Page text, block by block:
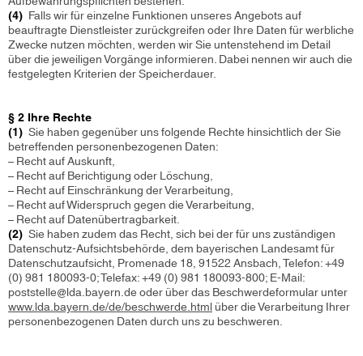
(4) Falls wir für einzelne Funktionen unseres Angebots auf
beauftragte Dienstleister zurückgreifen oder Ihre Daten für werbliche
Zwecke nutzen möchten, werden wir Sie untenstehend im Detail
über die jeweiligen Vorgänge informieren. Dabei nennen wir auch die
festgelegten Kriterien der Speicherdauer.
§ 2 Ihre Rechte
(1) Sie haben gegenüber uns folgende Rechte hinsichtlich der Sie
betreffenden personenbezogenen Daten:
– Recht auf Auskunft,
– Recht auf Berichtigung oder Löschung,
– Recht auf Einschränkung der Verarbeitung,
– Recht auf Widerspruch gegen die Verarbeitung,
– Recht auf Datenübertragbarkeit.
(2) Sie haben zudem das Recht, sich bei der für uns zuständigen
Datenschutz-Aufsichtsbehörde, dem bayerischen Landesamt für
Datenschutzaufsicht, Promenade 18, 91522 Ansbach, Telefon: +49
(0) 981 180093-0; Telefax: +49 (0) 981 180093-800; E-Mail:
poststelle@lda.bayern.de oder über das Beschwerdeformular unter
www.lda.bayern.de/de/beschwerde.htmlüber die Verarbeitung Ihrer
personenbezogenen Daten durch uns zu beschweren.